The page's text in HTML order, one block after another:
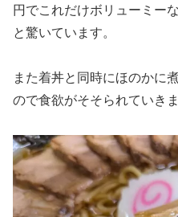
円でこれだけボリューミー
と驚いています。
また着丼と同時にほのかに
ので食欲がそそられていきま